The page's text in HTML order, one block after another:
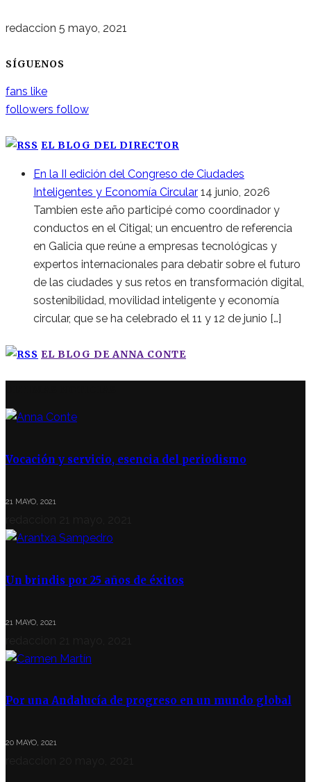
redaccion 5 mayo, 2021
SÍGUENOS
fans like
followers follow
EL BLOG DEL DIRECTOR
En la II edición del Congreso de Ciudades
Inteligentes y Economía Circular 14 junio, 2026
Tambien este año participé como coordinador y
conductos en el Citigal; un encuentro de referencia
en Galicia que reúne a empresas tecnológicas y
expertos internacionales para debatir sobre el futuro
de las ciudades y sus retos en transformación digital,
sostenibilidad, movilidad inteligente y economía
circular, que se ha celebrado el 11 y 12 de junio […]
EL BLOG DE ANNA CONTE
Vocación y servicio, esencia del periodismo
21 MAYO, 2021
Un brindis por 25 años de éxitos
21 MAYO, 2021
Por una Andalucía de progreso en un mundo global
20 MAYO, 2021